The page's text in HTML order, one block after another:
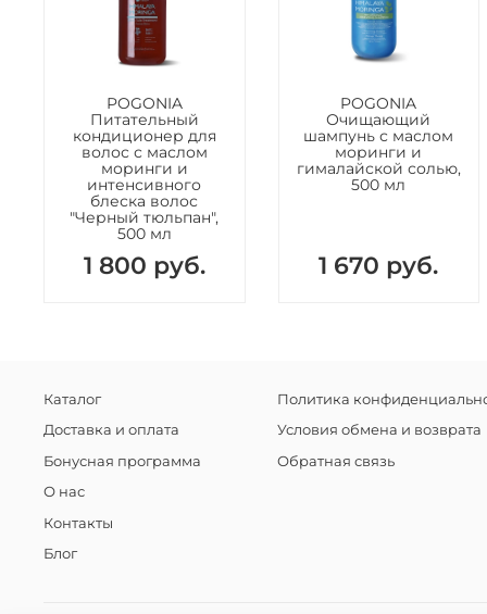
POGONIA
Питательный
кондиционер для
волос с маслом
моринги и
интенсивного
блеска волос
"Черный тюльпан",
500 мл
1 800 руб.
POGONIA
Очищающий
шампунь с маслом
моринги и
гималайской солью,
500 мл
1 670 руб.
Каталог
Доставка и оплата
Бонусная программа
О нас
Контакты
Блог
Политика
Условия обмена и возврата
Обратная связь